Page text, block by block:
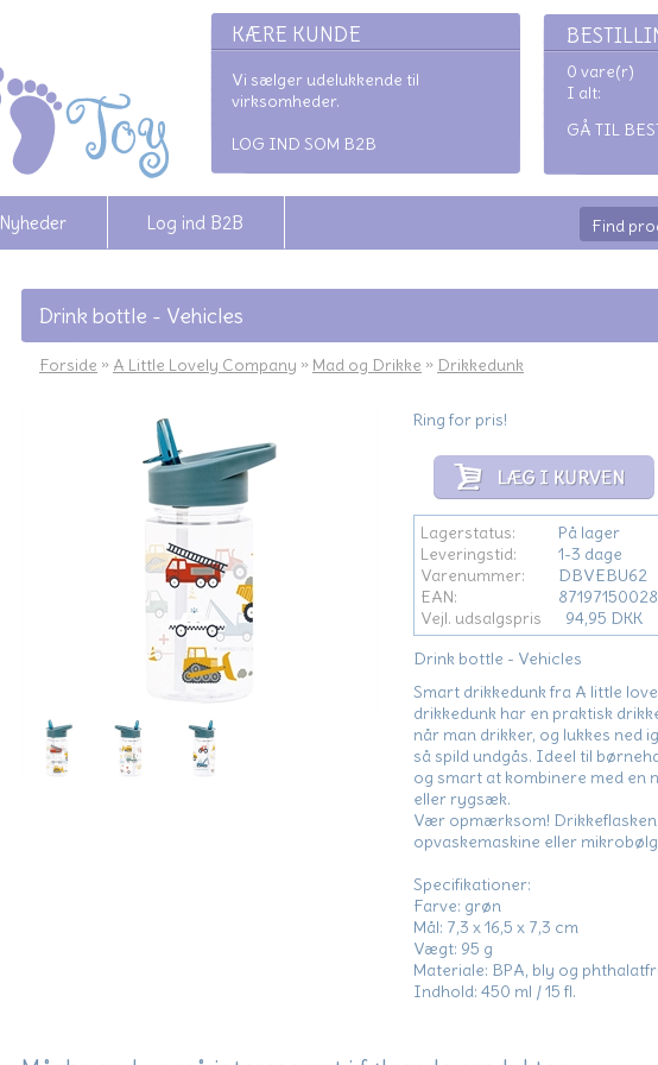
KÆRE KUNDE
Vi sælger udelukkende til
virksomheder.
LOG IND SOM B2B
0 vare(r)
I alt:
GÅ TIL
Nyheder Log ind B2B
Drink bottle - Vehicles
Forside » A Little Lovely Company » Mad og Drikke » Drikkedunk
Ring for pris!
Lagerstatus:
På lager
Leveringstid:
1-3 dage
Varenummer:
DBVEBU62
EAN:
Vejl. udsalgspris
94,95 DKK
Drink bottle - Vehicles
Smart drikkedunk fra A little
drikkedunk har en praktisk
når man drikker, og lukkes ned
så spild undgås. Ideel til
og smart at kombinere med en
eller rygsæk.
Vær opmærksom! Drikkeflasken
opvaskemaskine eller
Specifikationer:
Farve: grøn
Mål: 7,3 x 16,5 x 7,3 cm
Vægt: 95 g
Materiale: BPA, bly og
Indhold: 450 ml / 15 fl.